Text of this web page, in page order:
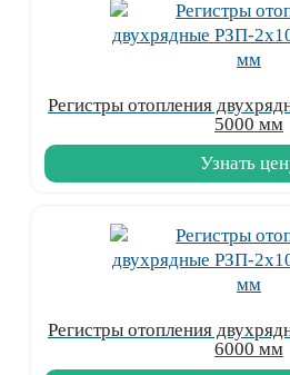
Регистры отопления
5000 мм
Узнать
Регистры отопления
6000 мм